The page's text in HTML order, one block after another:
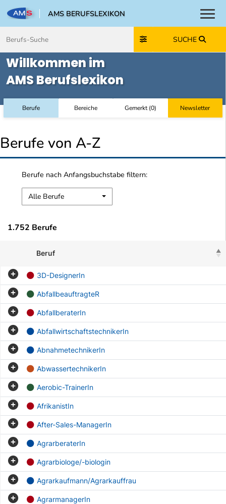
AMS BERUFSLEXIKON
SUCHE
Willkommen im
AMS Berufslexikon
Berufe Bereiche Gemerkt(0) Newsletter
Berufe von A-Z
Berufe nach Anfangsbuchstabe filtern:
Alle Berufe
1.752 Berufe
Beruf
3D-DesignerIn
AbfallbeauftragteR
AbfallberaterIn
AbfallwirtschaftstechnikerIn
AbnahmetechnikerIn
AbwassertechnikerIn
Aerobic-TrainerIn
AfrikanistIn
After-Sales-ManagerIn
AgrarberaterIn
Agrarbiologe/-biologin
Agrarkaufmann/Agrarkauffrau
AgrarmanagerIn